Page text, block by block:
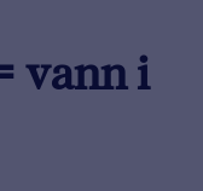
vann i